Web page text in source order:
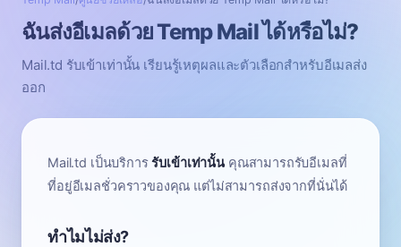
ฉันส่งอีเมลด้วย Temp Mail ได้หรือไม่?
Mail.td รับเข้าเท่านั้น เรียนรู้เหตุผลและตัวเลือกสำหรับอีเมลส่ง
ออก
Mail.td เป็นบริการรับเข้าเท่านั้นคุณสามารถรับอีเมลที่
ที่อยู่อีเมลชั่วคราวของคุณ แต่ไม่สามารถส่งจากที่นั่นได้
ทำไมไม่ส่ง?